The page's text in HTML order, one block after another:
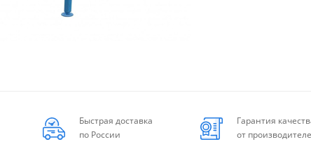
Быстрая доставка
по России
Гарантия
от